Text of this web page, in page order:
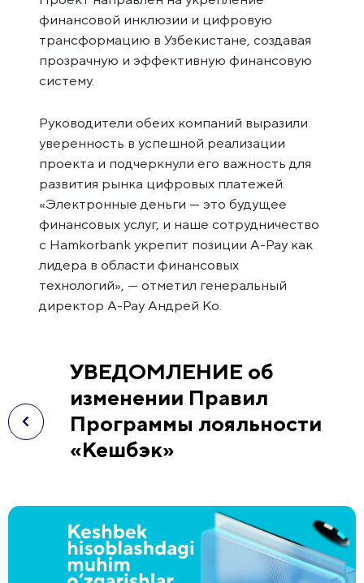
финансовой инклюзии и цифровую
трансформацию в Узбекистане, создавая
прозрачную и эффективную финансовую
систему.
Руководители обеих компаний выразили
уверенность в успешной реализации
проекта и подчеркнули его важность для
развития рынка цифровых платежей.
«Электронные деньги — это будущее
финансовых услуг, и наше сотрудничество
с Hamkorbank укрепит позиции A-Pay как
лидера в области финансовых
технологий», — отметил генеральный
директор A-Pay Андрей Ко.
УВЕДОМЛЕНИЕ об
изменении Правил
Программы лояльности
«Кешбэк»